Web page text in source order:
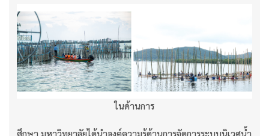
ในด้านการ
ศึกษา มหาวิทยาลัยได้นำองค์ความรู้ด้านการจัดการระบบนิเวศน้ำ